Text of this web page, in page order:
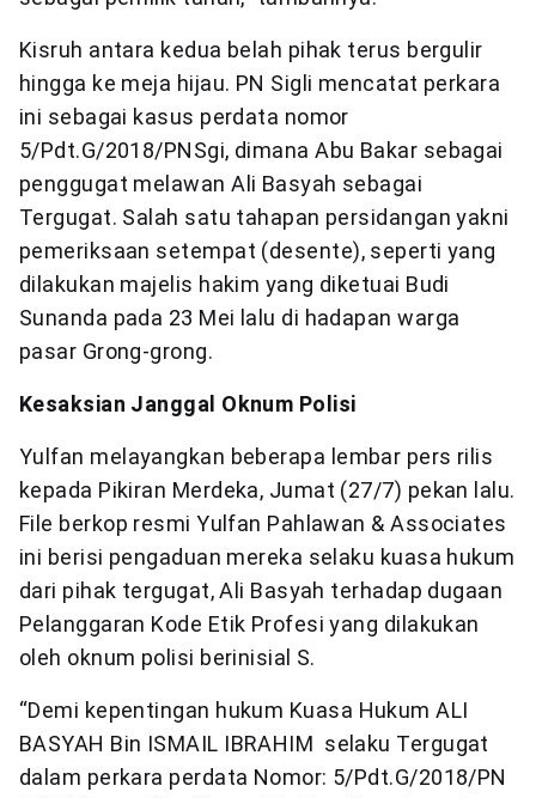
Kisruh antara kedua belah pihak terus bergulir
hingga ke meja hijau. PN Sigli mencatat perkara
ini sebagai kasus perdata nomor
5/Pdt.G/2018/PNSgi, dimana Abu Bakar sebagai
penggugat melawan Ali Basyah sebagai
Tergugat. Salah satu tahapan persidangan yakni
pemeriksaan setempat (desente), seperti yang
dilakukan majelis hakim yang diketuai Budi
Sunanda pada 23 Mei lalu di hadapan warga
pasar Grong-grong.
Kesaksian Janggal Oknum Polisi
Yulfan melayangkan beberapa lembar pers rilis
kepada Pikiran Merdeka, Jumat (27/7) pekan lalu.
File berkop resmi Yulfan Pahlawan & Associates
ini berisi pengaduan mereka selaku kuasa hukum
dari pihak tergugat, Ali Basyah terhadap dugaan
Pelanggaran Kode Etik Profesi yang dilakukan
oleh oknum polisi berinisial S.
“Demi kepentingan hukum Kuasa Hukum ALI
BASYAH Bin ISMAIL IBRAHIM selaku Tergugat
dalam perkara perdata Nomor: 5/Pdt.G/2018/PN